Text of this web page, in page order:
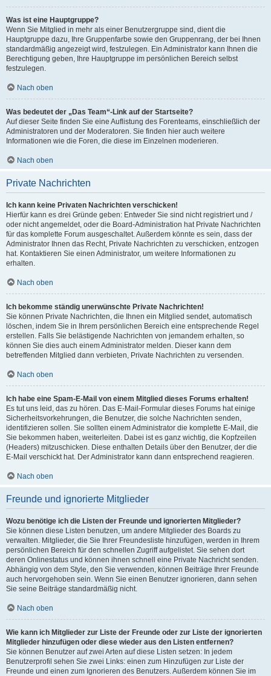
Was ist eine Hauptgruppe?
Wenn Sie Mitglied in mehr als einer Benutzergruppe sind, dient die
Hauptgruppe dazu, Ihre Gruppenfarbe sowie den Gruppenrang, der bei Ihnen
standardmäßig angezeigt wird, festzulegen. Ein Administrator kann Ihnen die
Berechtigung geben, Ihre Hauptgruppe im persönlichen Bereich selbst
festzulegen.
Nach oben
Was bedeutet der „Das Team“-Link auf der Startseite?
Auf dieser Seite finden Sie eine Auflistung des Forenteams, einschließlich der
Administratoren und der Moderatoren. Sie finden hier auch weitere
Informationen wie die Foren, die diese im Einzelnen moderieren.
Nach oben
Private Nachrichten
Ich kann keine Privaten Nachrichten verschicken!
Hierfür kann es drei Gründe geben: Entweder Sie sind nicht registriert und /
oder nicht angemeldet, oder die Board-Administration hat Private Nachrichten
für das komplette Forum ausgeschaltet. Außerdem könnte es sein, dass der
Administrator Ihnen das Recht, Private Nachrichten zu verschicken, entzogen
hat. Kontaktieren Sie einen Administrator, um weitere Informationen zu
erhalten.
Nach oben
Ich bekomme ständig unerwünschte Private Nachrichten!
Sie können Private Nachrichten, die Ihnen ein Mitglied sendet, automatisch
löschen, indem Sie in Ihrem persönlichen Bereich eine entsprechende Regel
erstellen. Falls Sie belästigende Nachrichten von jemandem erhalten, so
können Sie dies auch einem Administrator melden. Dieser kann dem
betreffenden Mitglied dann verbieten, Private Nachrichten zu versenden.
Nach oben
Ich habe eine Spam-E-Mail von einem Mitglied dieses Forums erhalten!
Es tut uns leid, das zu hören. Das E-Mail-Formular dieses Forums hat einige
Sicherheitsvorkehrungen, die Benutzer, die solche Nachrichten senden,
identifizieren sollen. Sie sollten einem Administrator die komplette E-Mail, die
Sie bekommen haben, weiterleiten. Dabei ist es ganz wichtig, die Kopfzeilen
(Headers) mitzuschicken. Diese enthalten Details über den Benutzer, der die
E-Mail verschickt hat. Der Administrator kann dann entsprechend reagieren.
Nach oben
Freunde und ignorierte Mitglieder
Wozu benötige ich die Listen der Freunde und ignorierten Mitglieder?
Sie können diese Listen benutzen, um andere Mitglieder des Boards zu
verwalten. Mitglieder, die Sie Ihrer Freundesliste hinzufügen, werden in Ihrem
persönlichen Bereich für den schnellen Zugriff aufgelistet. Sie sehen dort
deren Onlinestatus und können ihnen schnell eine Private Nachricht senden.
Abhängig von dem Style, den Sie verwenden, können Beiträge Ihrer Freunde
auch hervorgehoben sein. Wenn Sie einen Benutzer ignorieren, dann sehen
Sie seine Beiträge standardmäßig nicht.
Nach oben
Wie kann ich Mitglieder zur Liste der Freunde oder zur Liste der ignorierten
Mitglieder hinzufügen oder diese wieder aus den Listen entfernen?
Sie können Benutzer auf zwei Arten auf diese Listen setzen: In jedem
Benutzerprofil sehen Sie zwei Links: einen zum Hinzufügen zur Liste der
Freunde und einen zum Ignorieren des Benutzers. Außerdem können Sie im